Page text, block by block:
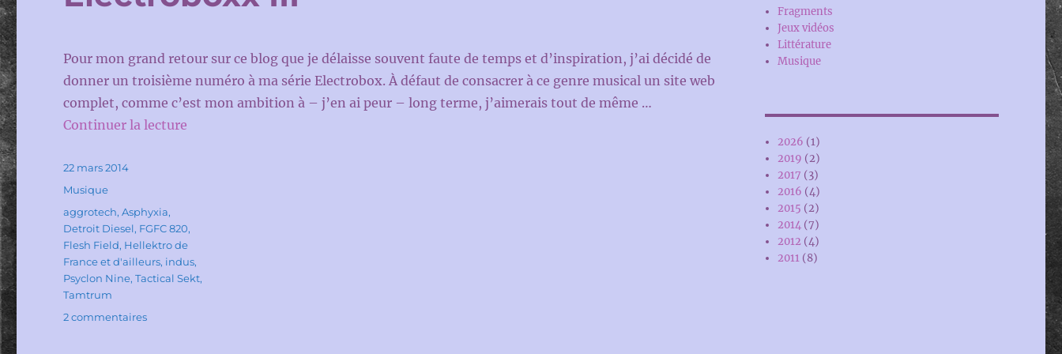
Pour mon grand retour sur ce blog que je délaisse souvent faute de temps et d’inspiration, j’ai décidé de
donner un troisième numéro à ma série Electrobox. À défaut de consacrer à ce genre musical un site web
complet, comme c’est mon ambition à – j’en ai peur – long terme, j’aimerais tout de même …
Continuer la lecture
Publié
22 mars 2014
Catégories
Musique
Étiquettes
aggrotech,Asphyxia,
Detroit Diesel, FGFC 820,
Flesh Field, Hellektro de
France et d'ailleurs, indus,
Psyclon Nine,Tactical Sekt,
Tamtrum
2 commentairessur
Fragments
Jeux vidéos
Littérature
Musique
2026 (1)
2019 (2)
2017 (3)
2016 (4)
2015 (2)
2014 (7)
2012 (4)
2011 (8)